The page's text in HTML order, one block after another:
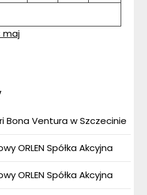
maj
Bona Ventura w Szczecinie
ORLEN Spółka Akcyjna
ORLEN Spółka Akcyjna